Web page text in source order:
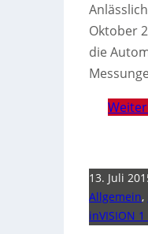
Oktober
die
13. Juli
Allgemein,
inVISION